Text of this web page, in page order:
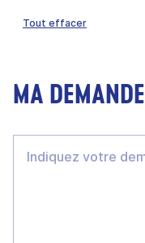
Tout effacer
MA DEMANDE